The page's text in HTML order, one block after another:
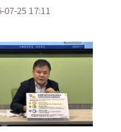
07-25 17:11